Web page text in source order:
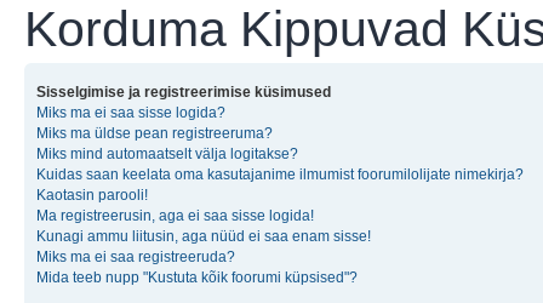
Korduma Kippuvad
Sisselgimise ja registreerimise küsimused
Miks ma ei saa sisse logida?
Miks ma üldse pean registreeruma?
Miks mind automaatselt välja logitakse?
Kuidas saan keelata oma kasutajanime ilmumist foorumilolijate nimekirja?
Kaotasin parooli!
Ma registreerusin, aga ei saa sisse logida!
Kunagi ammu liitusin, aga nüüd ei saa enam sisse!
Miks ma ei saa registreeruda?
Mida teeb nupp "Kustuta kõik foorumi küpsised"?